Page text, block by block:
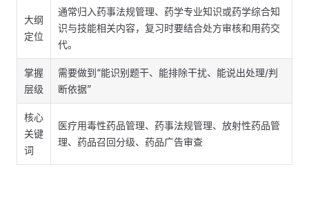
大纲
定位
通常归入药事法规管理、药学专业知识或药学综合知
识与技能相关内容，复习时要结合处方审核和用药交
代。
掌握
层级
需要做到“能识别题干、能排除干扰、能说出处理/判
断依据”
核心
关键
词
医疗用毒性药品管理、药事法规管理、放射性药品管
理、药品召回分级、药品广告审查